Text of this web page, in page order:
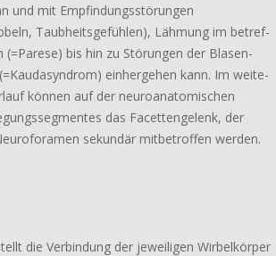
und mit Empfindungs­­störungen
Taubheitsgefühlen), Lähmung im betref­
bis hin zu Störungen der Blasen-
einher­ge­hen kann. Im weite­
können auf der neur­o­anatomischen
das Facetten­­gelenk, der
sekun­där mitbe­trof­fen werden.
die Verbindung der jewei­li­gen Wirbelkörper